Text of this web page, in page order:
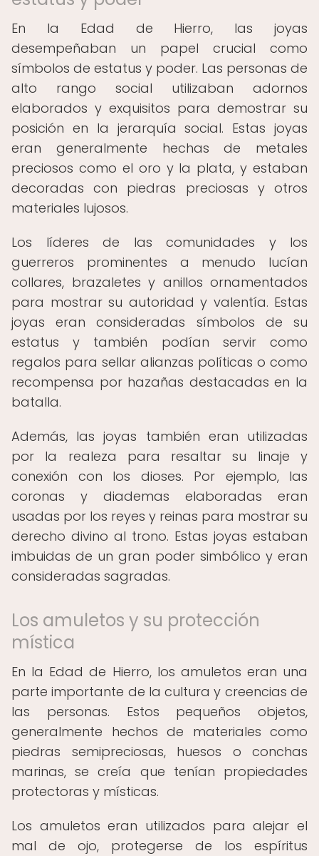
En la Edad de Hierro, las joyas
desempeñaban un papel crucial como
símbolos de estatus y poder. Las personas de
alto rango social utilizaban adornos
elaborados y exquisitos para demostrar su
posición en la jerarquía social. Estas joyas
eran generalmente hechas de metales
preciosos como el oro y la plata, y estaban
decoradas con piedras preciosas y otros
materiales lujosos.
Los líderes de las comunidades y los
guerreros prominentes a menudo lucían
collares, brazaletes y anillos ornamentados
para mostrar su autoridad y valentía. Estas
joyas eran consideradas símbolos de su
estatus y también podían servir como
regalos para sellar alianzas políticas o como
recompensa por hazañas destacadas en la
batalla.
Además, las joyas también eran utilizadas
por la realeza para resaltar su linaje y
conexión con los dioses. Por ejemplo, las
coronas y diademas elaboradas eran
usadas por los reyes y reinas para mostrar su
derecho divino al trono. Estas joyas estaban
imbuidas de un gran poder simbólico y eran
consideradas sagradas.
Los amuletos y su protección
mística
En la Edad de Hierro, los amuletos eran una
parte importante de la cultura y creencias de
las personas. Estos pequeños objetos,
generalmente hechos de materiales como
piedras semipreciosas, huesos o conchas
marinas, se creía que tenían propiedades
protectoras y místicas.
Los amuletos eran utilizados para alejar el
mal de ojo, protegerse de los espíritus